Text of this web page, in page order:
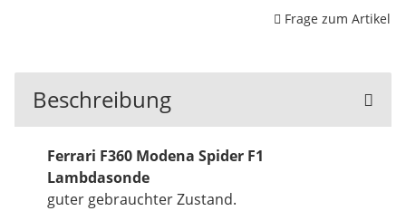
Frage zum Artikel
Beschreibung
Ferrari F360 Modena Spider F1
Lambdasonde
guter gebrauchter Zustand.